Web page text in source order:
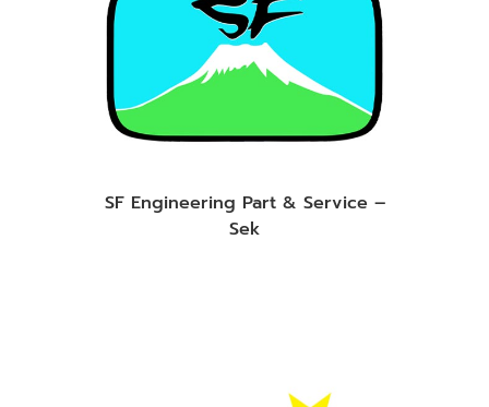
SF Engineering Part & Service –
Sek